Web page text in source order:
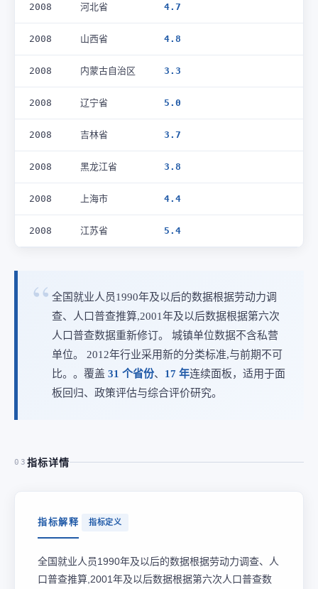
2008 河北省 4.7
2008 山西省 4.8
2008 内蒙古自治区 3.3
2008 辽宁省 5.0
2008 吉林省 3.7
2008 黑龙江省 3.8
2008 上海市 4.4
2008 江苏省 5.4
全国就业人员1990年及以后的数据根据劳动力调
查、人口普查推算,2001年及以后数据根据第六次
人口普查数据重新修订。 城镇单位数据不含私营
单位。 2012年行业采用新的分类标准,与前期不可
比。。覆盖 31 个省份、 17 年连续面板，适用于面
板回归、政策评估与综合评价研究。
03 指标详情
指标解释 指标定义
全国就业人员1990年及以后的数据根据劳动力调查、人
口普查推算,2001年及以后数据根据第六次人口普查数